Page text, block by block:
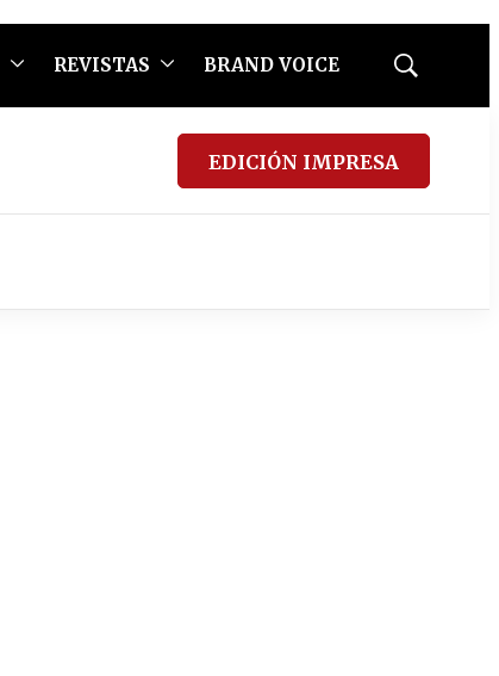
REVISTAS BRAND VOICE
Mostrar
EDICIÓN IMPRESA